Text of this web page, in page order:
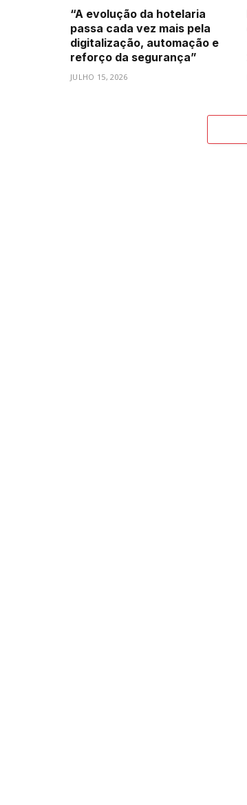
“A evolução da hotelaria
passa cada vez mais pela
digitalização, automação e
reforço da segurança”
JULHO 15, 2026